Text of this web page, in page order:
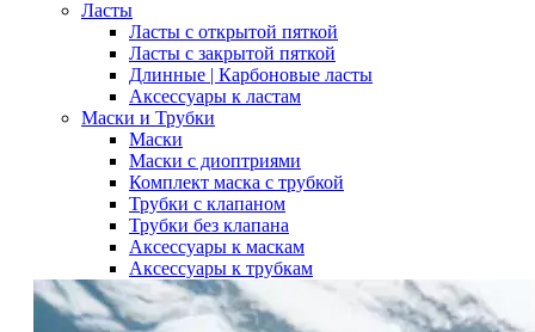
Ласты
Ласты с открытой пяткой
Ласты с закрытой пяткой
Длинные | Карбоновые ласты
Аксессуары к ластам
Маски и Трубки
Маски
Маски с диоптриями
Комплект маска с трубкой
Трубки с клапаном
Трубки без клапана
Аксессуары к маскам
Аксессуары к трубкам